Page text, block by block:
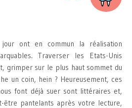
ont en commun la réalisation
Traverser les Etats-Unis
grimper sur le plus haut sommet du
un coin, hein ? Heureusement, ces
font déjà suer sont littéraires et,
être pantelants après votre lecture,